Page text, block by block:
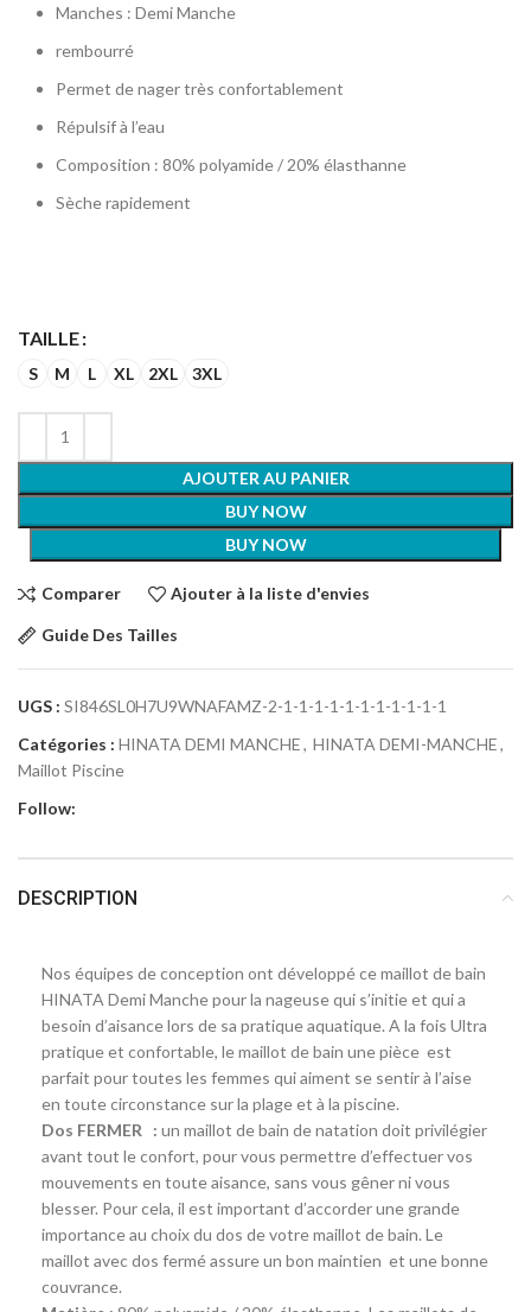
Manches : Demi Manche
rembourré
Permet de nager très confortablement
Répulsif à l’eau
Composition : 80% polyamide / 20% élasthanne
Sèche rapidement
TAILLE
S M L XL 2XL 3XL
AJOUTER AU PANIER
BUY NOW
BUY NOW
Comparer Ajouter à la liste d'envies
Guide Des Tailles
UGS : SI846SL0H7U9WNAFAMZ-2-1-1-1-1-1-1-1-1-1-1-1
Catégories : HINATA DEMI MANCHE, HINATA DEMI-MANCHE,
Maillot Piscine
Follow:
DESCRIPTION
Nos équipes de conception ont développé ce maillot de bain
HINATA Demi Manche pour la nageuse qui s’initie et qui a
besoin d’aisance lors de sa pratique aquatique. A la fois Ultra
pratique et confortable, le maillot de bain une pièce est
parfait pour toutes les femmes qui aiment se sentir à l’aise
en toute circonstance sur la plage et à la piscine.
Dos FERMER : un maillot de bain de natation doit privilégier
avant tout le confort, pour vous permettre d’effectuer vos
mouvements en toute aisance, sans vous gêner ni vous
blesser. Pour cela, il est important d’accorder une grande
importance au choix du dos de votre maillot de bain. Le
maillot avec dos fermé assure un bon maintien et une bonne
couvrance.